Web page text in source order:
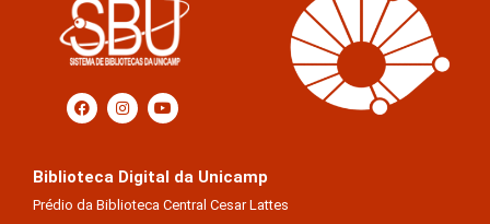
Biblioteca Digital da Unicamp
Prédio da Biblioteca Central Cesar Lattes